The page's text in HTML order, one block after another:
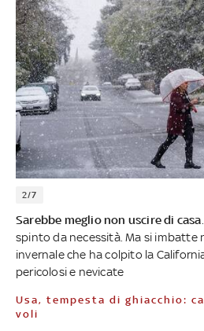
2/7
Sarebbe meglio non uscire di casa
spinto da necessità. Ma si imbatte
invernale che ha colpito la
pericolosi e nevicate
Usa, tempesta di ghiacchio: cancellati quasi mille
voli